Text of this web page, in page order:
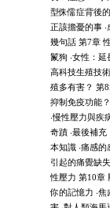
型侏儒症背後
正該擔憂的事
幾句話 第7章
鬣狗 ‧女性：
高科技生殖技
殖多有害？ 第
抑制免疫功能
‧慢性壓力與疾
奇蹟 ‧最後補
本知識 ‧痛感的
引起的痛覺缺
性壓力 第10章
你的記憶力 ‧焦